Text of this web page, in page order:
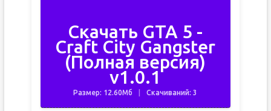
Скачать GTA 5 -
Craft City Gangster
(Полная версия)
v1.0.1
Размер: 12.60Мб Скачиваний: 3